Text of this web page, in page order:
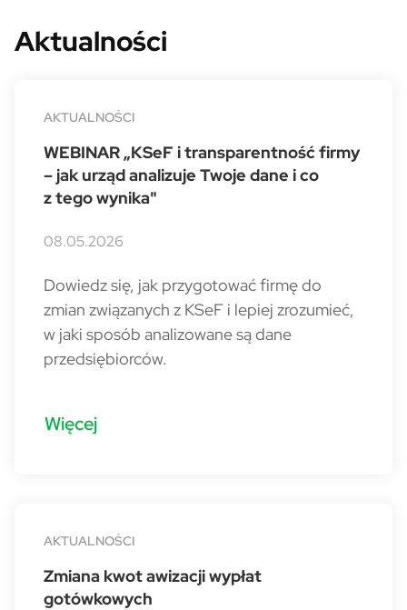
Aktualności
AKTUALNOŚCI
WEBINAR „KSeF i transparentność firmy
– jak urząd analizuje Twoje dane i co
z tego wynika"
08.05.2026
Dowiedz się, jak przygotować firmę do
zmian związanych z KSeF i lepiej zrozumieć,
w jaki sposób analizowane są dane
przedsiębiorców.
Więcej
AKTUALNOŚCI
Zmiana kwot awizacji wypłat
gotówkowych